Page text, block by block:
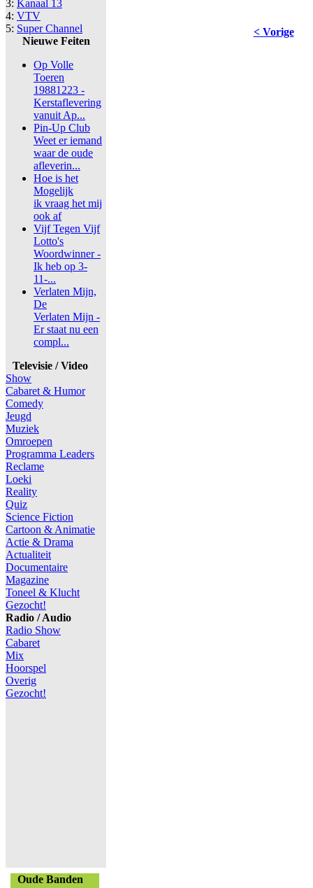
3: Kanaal 13
4: VTV
5: Super Channel
Nieuwe Feiten
Op Volle
Toeren
19881223 -
Kerstaflevering
vanuit Ap...
Pin-Up Club
Weet er iemand
waar de oude
afleverin...
Hoe is het
Mogelijk
ik vraag het mij
ook af
Vijf Tegen Vijf
Lotto's
Woordwinner -
Ik heb op 3-
11-...
Verlaten Mijn,
De
Verlaten Mijn -
Er staat nu een
compl...
Televisie / Video
Show
Cabaret & Humor
Comedy
Jeugd
Muziek
Omroepen
Programma Leaders
Reclame
Loeki
Reality
Quiz
Science Fiction
Cartoon & Animatie
Actie & Drama
Actualiteit
Documentaire
Magazine
Toneel & Klucht
Gezocht!
Radio / Audio
Radio Show
Cabaret
Mix
Hoorspel
Overig
Gezocht!
Oude Banden
< Vorige